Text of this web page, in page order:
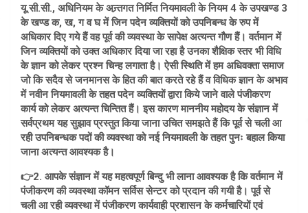
यू.सी.सी., अधिनियम के अन्र्तगत निर्मित नियमावली के नियम 4 के उपखण्ड 3
के खण्ड क, ख, ग व घ में जिन पदेन व्यक्तियों को उपनिबन्ध के रुप में
अधिकार दिए गये हैं वह पूर्व की व्यवस्था के सापेक्ष अत्यन्त गौण हैं। वर्तमान में
जिन व्यक्तियों को उक्त अधिकार दिया जा रहा है उनका शैक्षिक स्तर भी विधि
के ज्ञान को लेकर प्रश्न चिन्ह लगाता है। ऐसी स्थिति में हम अधिवक्ता समाज
जो कि सदैव से जनमानस के हित की बात करते रहे हैं व विधिक ज्ञान के अभाव
में नवीन नियमावली के तहत पदेन व्यक्तियों द्वारा किये जाने वाले पंजीकरण
कार्य को लेकर अत्यन्त चिन्तित हैं। इस कारण माननीय महोदय के संज्ञान में
सर्वप्रथम यह सुझाव प्रस्तुत किया जाना उचित समझते हैं कि पूर्व से चली आ
रही उपनिबन्धक पदों की व्यवस्था को नई नियमावली के तहत पुनः बहाल किया
जाना अत्यन्त आवश्यक है।
👉2. आपके संज्ञान में यह महत्वपूर्ण बिन्दु भी लाना आवश्यक है कि वर्तमान में
पंजीकरण की व्यवस्था कॉमन सर्विस सेन्टर को प्रदान की गयी है। पूर्व से
चली आ रही व्यवस्था में पंजीकरण कार्यवाही प्रशासन के कर्मचारियों एवं